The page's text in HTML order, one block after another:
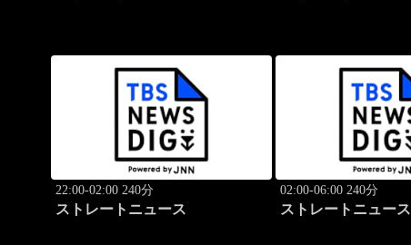
22:00-02:00 240分
ストレートニュース
02:00-06:00 240分
ストレートニュース